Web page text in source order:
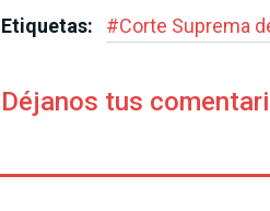
Etiquetas: #Corte Suprema
Déjanos tus